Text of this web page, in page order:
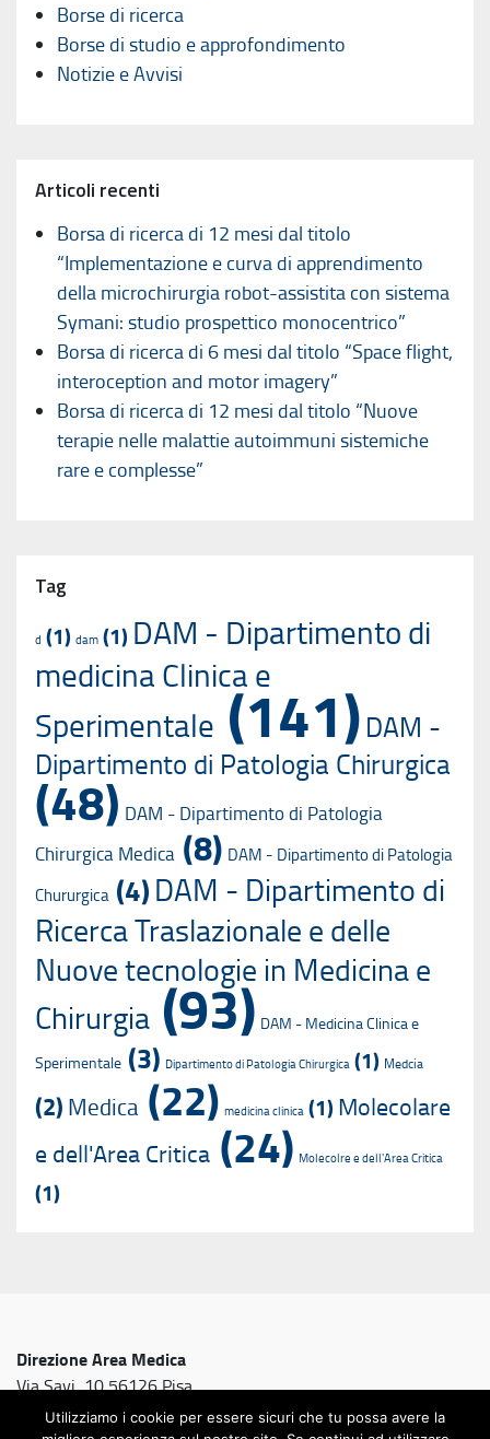
Borse di ricerca
Borse di studio e approfondimento
Notizie e Avvisi
Articoli recenti
Borsa di ricerca di 12 mesi dal titolo
“Implementazione e curva di apprendimento
della microchirurgia robot-assistita con sistema
Symani: studio prospettico monocentrico”
Borsa di ricerca di 6 mesi dal titolo “Space flight,
interoception and motor imagery”
Borsa di ricerca di 12 mesi dal titolo “Nuove
terapie nelle malattie autoimmuni sistemiche
rare e complesse”
Tag
d (1) dam (1) DAM - Dipartimento di
medicina Clinica e
Sperimentale(141) DAM -
Dipartimento di Patologia Chirurgica
(48) DAM - Dipartimento di Patologia
Chirurgica Medica (8) DAM - Dipartimento di Patologia
Chururgica (4)DAM - Dipartimento di
Ricerca Traslazionale e delle
Nuove tecnologie in Medicina e
Chirurgia(93) DAM - Medicina Clinica e
Sperimentale (3) Dipartimento di Patologia Chirurgica (1) Medcia
(2) Medica (22) medicina clinica (1)Molecolare
e dell'Area Critica (24) Molecolre e dell'Area Critica
(1)
Direzione Area Medica
Via Savi, 10 56126 Pisa
Utilizziamo i cookie per essere sicuri che tu possa avere la